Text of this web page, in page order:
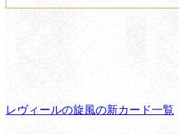
レヴィールの旋風の新カード一覧